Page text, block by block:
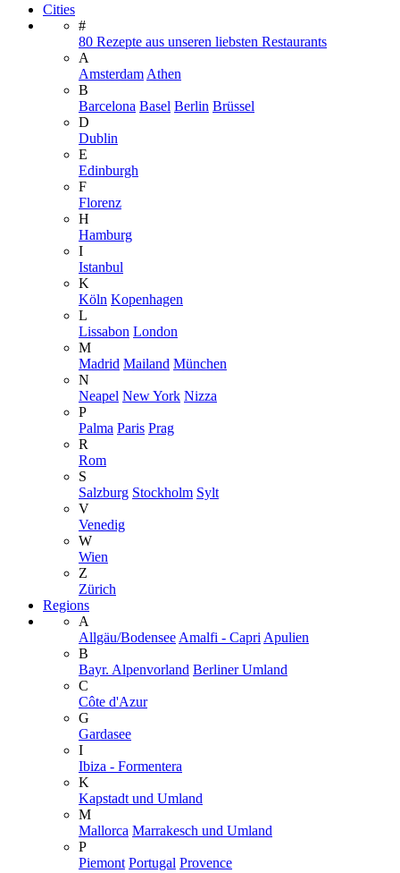
Cities
#
80 Rezepte aus unseren liebsten Restaurants
A
Amsterdam Athen
B
Barcelona Basel Berlin Brüssel
D
Dublin
E
Edinburgh
F
Florenz
H
Hamburg
I
Istanbul
K
Köln Kopenhagen
L
Lissabon London
M
Madrid Mailand München
N
Neapel New York Nizza
P
Palma Paris Prag
R
Rom
S
Salzburg Stockholm Sylt
V
Venedig
W
Wien
Z
Zürich
Regions
A
Allgäu/Bodensee Amalfi - Capri Apulien
B
Bayr. Alpenvorland Berliner Umland
C
Côte d'Azur
G
Gardasee
I
Ibiza - Formentera
K
Kapstadt und Umland
M
Mallorca Marrakesch und Umland
P
Piemont Portugal Provence